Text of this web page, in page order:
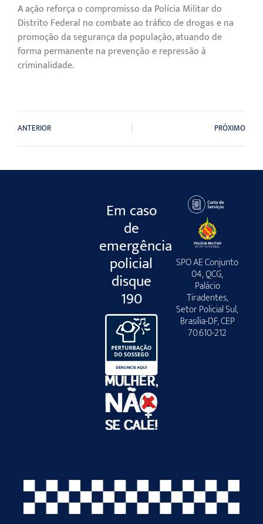
A ação reforça o compromisso da Polícia Militar do
Distrito Federal no combate ao tráfico de drogas e na
promoção da segurança da população, atuando de
forma permanente na prevenção e repressão à
criminalidade.
ANTERIOR PRÓXIMO
Em caso
de
emergência
policial
disque
190
SPO AE Conjunto
04, QCG,
Palácio
Tiradentes,
Setor Policial Sul,
Brasília-DF, CEP
70.610-212